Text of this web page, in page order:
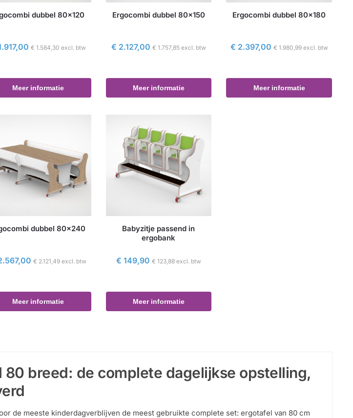
dubbel 80×120
€ 1.584,30 excl. btw
Meer informatie
Ergocombi dubbel 80×150
€ 2.127,00 € 1.757,85excl. btw
Meer informatie
Ergocombi dubbel 80×180
€ 2.397,00 € 1.980,99excl. btw
Meer informatie
dubbel 80×240
€ 2.121,49excl. btw
Meer informatie
Babyzitje passend in
ergobank
€ 149,90 € 123,88excl. btw
Meer informatie
80 breed: de complete dagelijkse opstelling,
de meeste kinderdagverblijven de meest gebruikte complete set: ergotafel van 80 cm